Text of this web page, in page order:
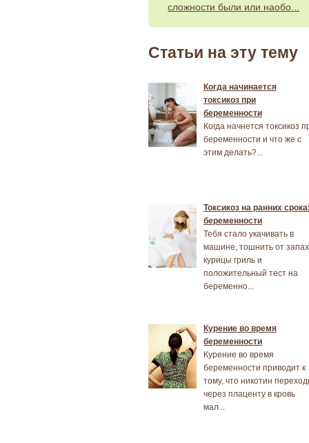
сложности были или наобо...
Статьи на эту тему
Когда начинается
токсикоз при
беременности
Когда начнется токсикоз
беременности и что же с
этим делать?...
Токсикоз на ранних
беременности
Тебя стало укачивать в
машине, тошнить от
курицы гриль и
положительный тест на
беременно...
Курение во время
беременности
Курение во время
беременности приводит к
тому, что никотин
через плаценту в кровь
мал...